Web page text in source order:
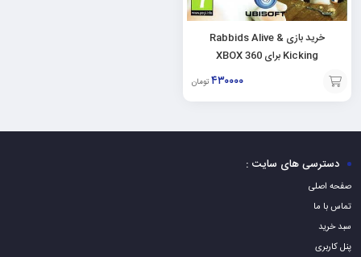
خرید بازی Rabbids Alive &
Kicking برای XBOX 360
۴۳۰۰۰۰ تومان
افزودن
به
دسترسی های سایت :
صفحه اصلی
تماس با ما
سبد خرید
پنل کاربری